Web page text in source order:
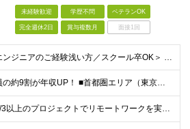
未経験歓迎 学歴不問 ベテランOK
完全週休2日 賞与複数月 面接1回
＜エンジニアのご経験浅い方／スクール卒OK＞ ◆学歴不問 ◆未経験OK ＜こんな方は大歓迎！＞ ◎今の収入に不満がある方 ◎新しい言語・スキルに挑戦したい方 ◎腰を据えて活躍したい方 ◎頑張りを評価
社員の約9割が年収UP！ ■首都圏エリア（東京、神奈川、千葉、埼玉勤務） 月給25万円～26万円（固定残業代含む） ※固定残業代は、時間外労働の有無に関わらず17時間分を30,000円～31,200
◆2/3以上のプロジェクトでリモートワークを実施中！ ≪自社拠点≫ ・東京本社／東京都千代田区丸の内二丁目6番1号 丸の内パークビルディング6階 ・関西支社／⼤阪府⼤阪市中央区安⼟町2-3-13 ⼤